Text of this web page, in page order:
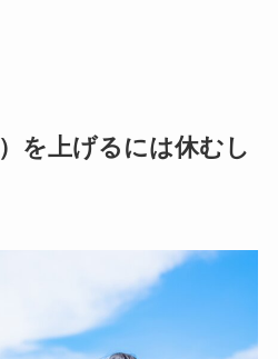
）を上げるには休むし